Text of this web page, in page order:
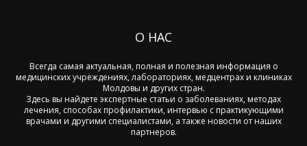
О НАС
Всегда самая актуальная, полная и полезная информация о
медицинских учреждениях, лабораториях, медцентрах и клиниках
Молдовы и других стран.
Здесь вы найдете экспертные статьи о заболеваниях, методах
лечения, способах профилактики, интервью с практикующими
врачами и другими специалистами, а также новости от наших
партнеров.